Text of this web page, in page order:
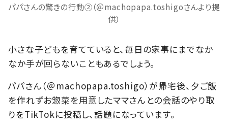
パパさんの驚きの行動②（＠machopapa.toshigoさんより提
供）
小さな子どもを育てていると、毎日の家事にまでなか
なか手が回らないこともあるでしょう。
パパさん（＠machopapa.toshigo）が帰宅後、夕ご飯
を作れずお惣菜を用意したママさんとの会話のやり取
りをTikTokに投稿し、話題になっています。